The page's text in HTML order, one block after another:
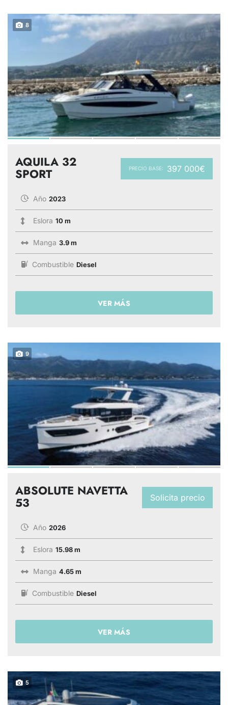
8
PRECIO BASE: 397 000€
AQUILA 32
SPORT
Año 2023
Eslora 10 m
Manga 3.9 m
Combustible Diesel
VER MÁS
9
Solicita precio
ABSOLUTE NAVETTA
53
Año 2026
Eslora 15.98 m
Manga 4.65 m
Combustible Diesel
VER MÁS
5